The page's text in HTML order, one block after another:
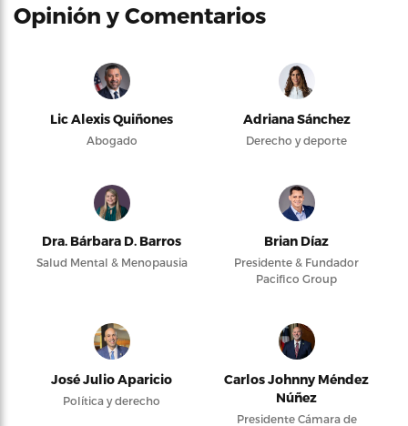
Opinión y Comentarios
Lic Alexis Quiñones
Abogado
Adriana Sánchez
Derecho y deporte
Dra. Bárbara D. Barros
Salud Mental & Menopausia
Brian Díaz
Presidente & Fundador
Pacifico Group
José Julio Aparicio
Política y derecho
Carlos Johnny Méndez
Núñez
Presidente Cámara de